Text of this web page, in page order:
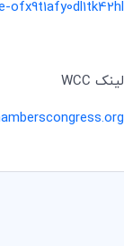
لینک WCC